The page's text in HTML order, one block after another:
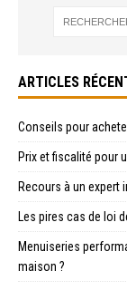
ARTICLES
Conseils pour
Prix et fiscalité pour
Recours à un expert
Les pires cas de loi
Menuiseries
maison ?